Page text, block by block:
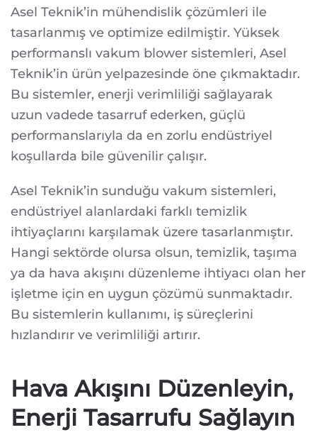
Asel Teknik’in mühendislik çözümleri ile
tasarlanmış ve optimize edilmiştir. Yüksek
performanslı vakum blower sistemleri, Asel
Teknik’in ürün yelpazesinde öne çıkmaktadır.
Bu sistemler, enerji verimliliği sağlayarak
uzun vadede tasarruf ederken, güçlü
performanslarıyla da en zorlu endüstriyel
koşullarda bile güvenilir çalışır.
Asel Teknik’in sunduğu vakum sistemleri,
endüstriyel alanlardaki farklı temizlik
ihtiyaçlarını karşılamak üzere tasarlanmıştır.
Hangi sektörde olursa olsun, temizlik, taşıma
ya da hava akışını düzenleme ihtiyacı olan her
işletme için en uygun çözümü sunmaktadır.
Bu sistemlerin kullanımı, iş süreçlerini
hızlandırır ve verimliliği artırır.
Hava Akışını Düzenleyin,
Enerji Tasarrufu Sağlayın